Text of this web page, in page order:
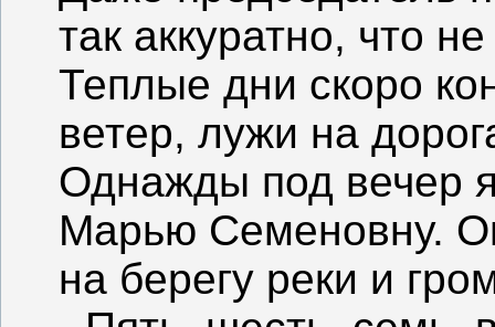
так аккуратно, что
Теплые дни скоро
ветер, лужи на
Однажды под вечер
Марью Семеновну.
на берегу реки и